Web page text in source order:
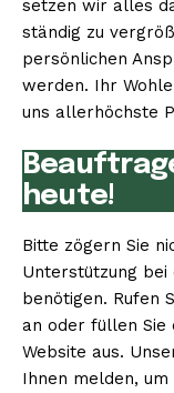
setzen wir alles
ständig zu
persönlichen
werden. Ihr
uns allerhöchste
heute!
Bitte zögern Sie
Unterstützung
benötigen. Rufen
an oder füllen Sie
Website aus.
Ihnen melden,